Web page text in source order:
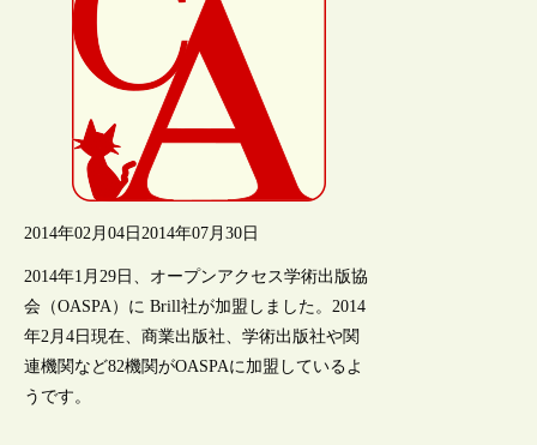
2014年02月04日 2014年07月30日
2014年1月29日、オープンアクセス学術出版協
会（OASPA）に Brill社が加盟しました。2014
年2月4日現在、商業出版社、学術出版社や関
連機関など82機関がOASPAに加盟しているよ
うです。